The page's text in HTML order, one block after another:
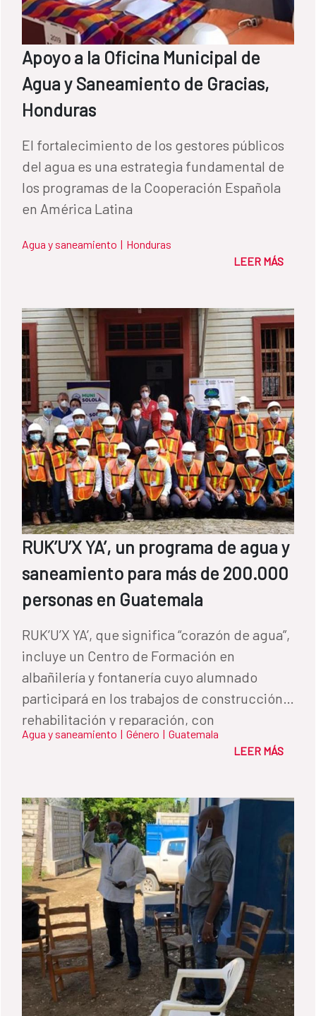
Apoyo a la Oficina Municipal de
Agua y Saneamiento de Gracias,
Honduras
El fortalecimiento de los gestores públicos
del agua es una estrategia fundamental de
los programas de la Cooperación Española
en América Latina
Agua y saneamiento | Honduras
LEER MÁS
RUK’U’X YA’, un programa de agua y
saneamiento para más de 200.000
personas en Guatemala
RUK’U’X YA’, que significa “corazón de agua”,
incluye un Centro de Formación en
albañilería y fontanería cuyo alumnado
participará en los trabajos de construcción,
rehabilitación y reparación, con
especialización en agua y saneamiento El
programa en Panajachel y prosigue hoy su
viaje oficial en Ciudad de Guatemala
Agua y saneamiento | Género | Guatemala
LEER MÁS